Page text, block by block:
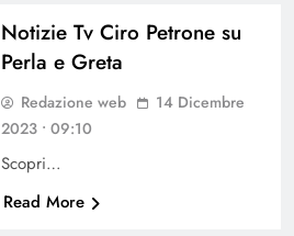
Notizie Tv Ciro Petrone su
Perla e Greta
Redazione web
14 Dicembre
2023 • 09:10
Scopri…
Read More